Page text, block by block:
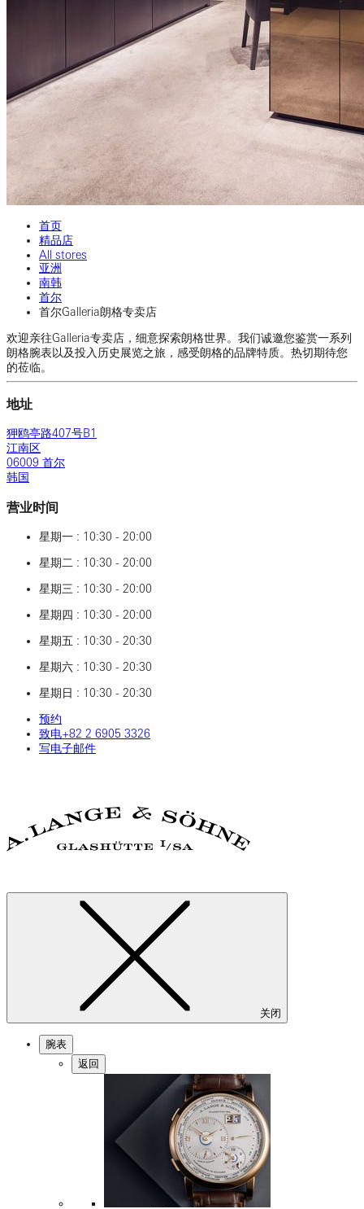
首页
精品店
All stores
亚洲
南韩
首尔
首尔Galleria朗格专卖店
欢迎亲往Galleria专卖店，细意探索朗格世界。我们诚邀您鉴赏一系列
朗格腕表以及投入历史展览之旅，感受朗格的品牌特质。热切期待您
的莅临。
地址
狎鸥亭路407号B1
江南区
06009 首尔
韩国
营业时间
星期一 : 10:30 - 20:00
星期二 : 10:30 - 20:00
星期三 : 10:30 - 20:00
星期四 : 10:30 - 20:00
星期五 : 10:30 - 20:30
星期六 : 10:30 - 20:30
星期日 : 10:30 - 20:30
预约
致电‎+82‎ 2‎ 6905‎ 3326
写电子邮件
关闭
腕表
返回